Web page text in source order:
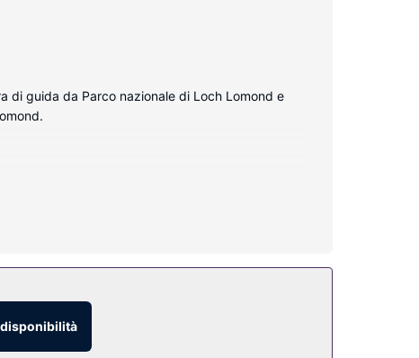
di guida da Parco nazionale di Loch Lomond e
gratuita.
struttura troverai un bar/lounge. La